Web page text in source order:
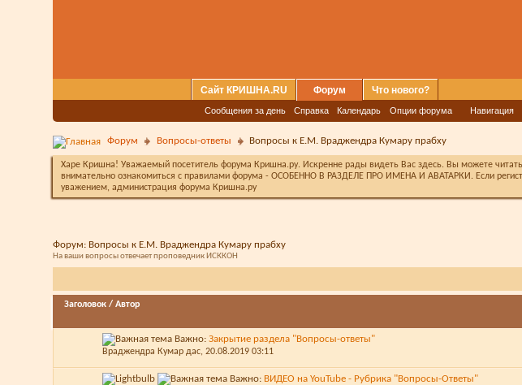
Сайт КРИШНА.RU Форум
Сообщения за день Справка Календарь Опции форума Навигация
Что нового?
Форум Вопросы-ответы Вопросы к Е.М. Враджендра Кумару прабху
Харе Кришна! Уважаемый посетитель форума Кришна.ру. Искренне рады видеть Вас здесь. Вы можете
внимательно ознакомиться с правилами форума - ОСОБЕННО В РАЗДЕЛЕ ПРО ИМЕНА И АВАТАРКИ. Если
уважением, администрация форума Кришна.ру
Форум: Вопросы к Е.М. Враджендра Кумару прабху
На ваши вопросы отвечает проповедник ИСККОН
Заголовок / Автор
Важно: Закрытие раздела "Вопросы-ответы"
Враджендра Кумар дас, 20.08.2019 03:11
Важно: ВИДЕО на YouTube - Рубрика "Вопросы-Ответы"